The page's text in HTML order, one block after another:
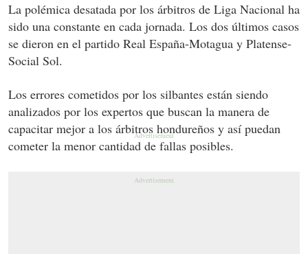
La polémica desatada por los árbitros de Liga Nacional ha
sido una constante en cada jornada. Los dos últimos casos
se dieron en el partido Real España-Motagua y Platense-
Social Sol.
Los errores cometidos por los silbantes están siendo
analizados por los expertos que buscan la manera de
capacitar mejor a los árbitros hondureños y así puedan
cometer la menor cantidad de fallas posibles.